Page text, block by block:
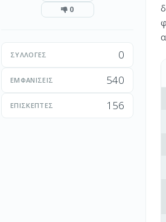
0
ΣΥΛΛΟΓΈΣ 0
ΕΜΦΑΝΊΣΕΙΣ 540
ΕΠΙΣΚΈΠΤΕΣ 156